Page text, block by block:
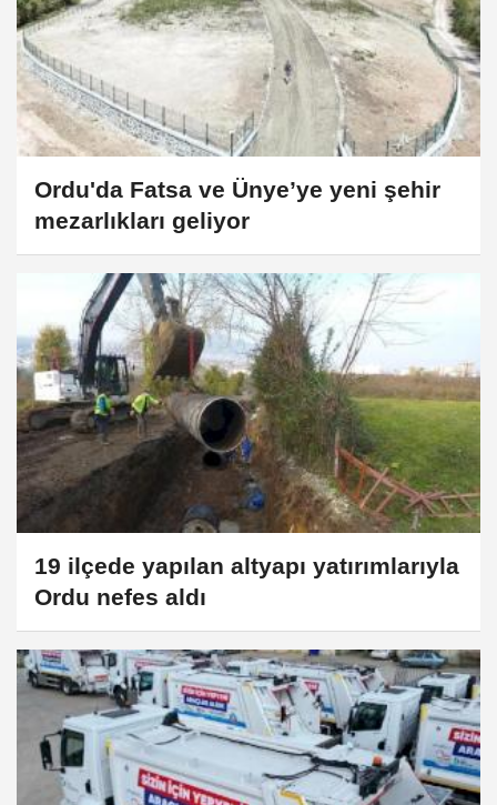
Ordu'da Fatsa ve Ünye’ye yeni şehir
mezarlıkları geliyor
19 ilçede yapılan altyapı yatırımlarıyla
Ordu nefes aldı​​​​​​​